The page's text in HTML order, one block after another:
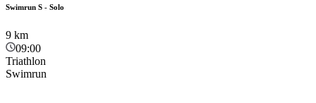
Swimrun S - Solo
9 km
09:00
Triathlon
Swimrun